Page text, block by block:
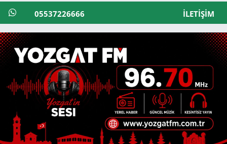
05537226666 İLETIŞIM